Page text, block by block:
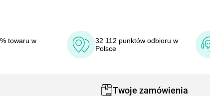
towaru w
32 112 punktów odbioru w
Polsce
Twoje zamówienia